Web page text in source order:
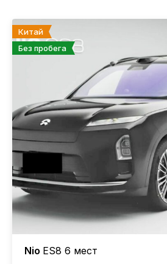
Китай
Без пробега
Nio ES8 6 мест